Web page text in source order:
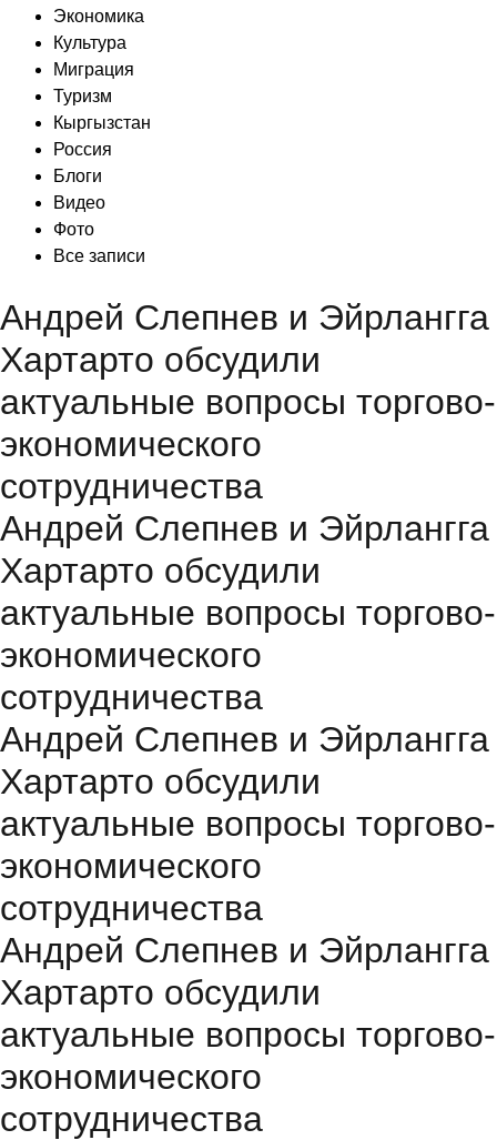
Экономика
Культура
Миграция
Туризм
Кыргызстан
Россия
Блоги
Видео
Фото
Все записи
Андрей Слепнев и Эйрлангга
Хартарто обсудили
актуальные вопросы торгово-
экономического
сотрудничества
Андрей Слепнев и Эйрлангга
Хартарто обсудили
актуальные вопросы торгово-
экономического
сотрудничества
Андрей Слепнев и Эйрлангга
Хартарто обсудили
актуальные вопросы торгово-
экономического
сотрудничества
Андрей Слепнев и Эйрлангга
Хартарто обсудили
актуальные вопросы торгово-
экономического
сотрудничества